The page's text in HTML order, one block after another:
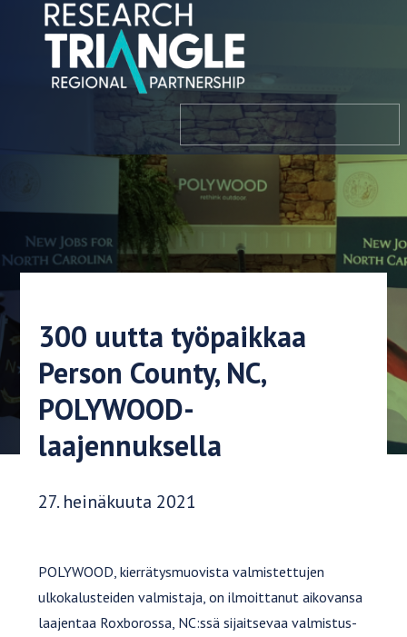
Siirry sisältöön
valikosta
300 uutta työpaikkaa
Person County, NC,
POLYWOOD-
laajennuksella
Julkaisupäivä:
27. heinäkuuta 2021
POLYWOOD, kierrätysmuovista valmistettujen
ulkokalusteiden valmistaja, on ilmoittanut aikovansa
laajentaa Roxborossa, NC:ssä sijaitsevaa valmistus-